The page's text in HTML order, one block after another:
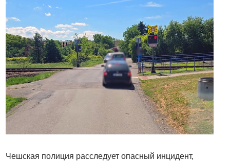
Чешская полиция расследует опасный инцидент,